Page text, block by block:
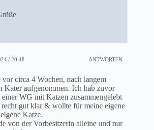
/ 20:48 ANTWORTEN
circa 4 Wochen, nach langem
Kater aufgenommen. Ich hab zuvor
einer WG mit Katzen zusammengelebt
gut klar & wollte für meine eigene
Katze.
von der Vorbesitzerin alleine und nur